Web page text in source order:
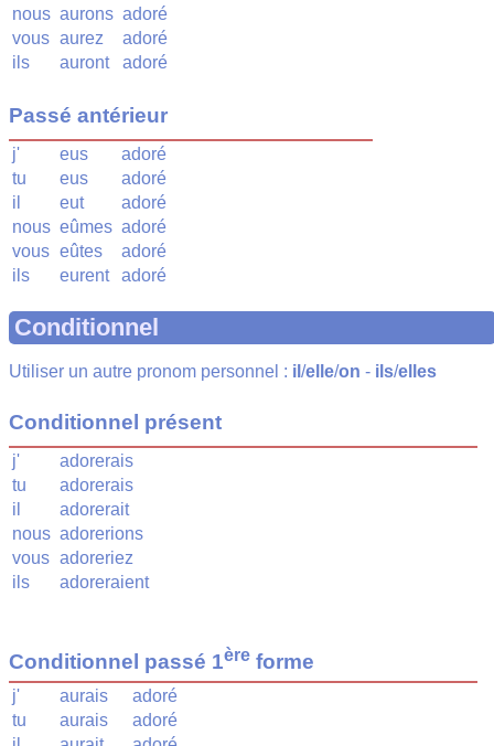
nous aurons adoré
vous aurez
adoré
ils
auront adoré
Passé antérieur
j' eus
adoré
tu
eus
adoré
il
eut
adoré
nous eûmes adoré
vous eûtes
adoré
ils
eurent adoré
Conditionnel
Utiliser un autre pronom personnel : il /elle/on - ils/elles
Conditionnel présent
j'
adorerais
tu
adorerais
il
adorerait
nous adorerions
vous adoreriez
ils
adoreraient
Conditionnel passé 1ère forme
j' aurais
adoré
tu
aurais
adoré